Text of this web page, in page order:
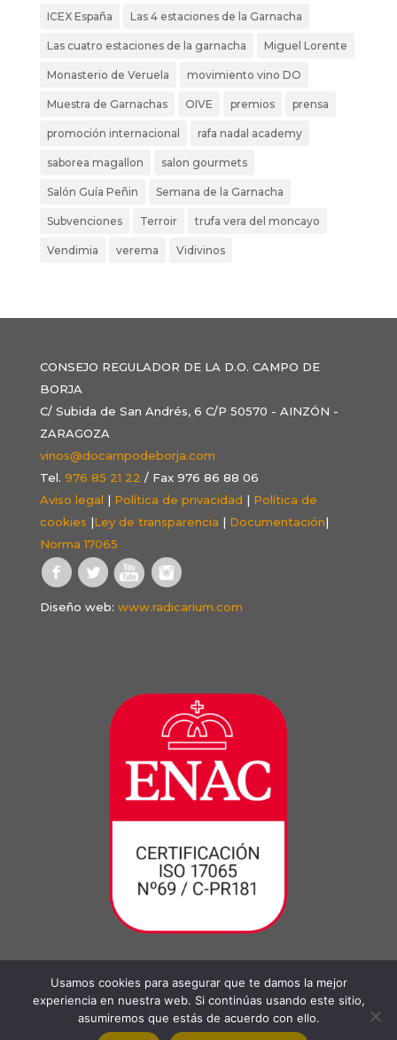
ICEX España Las 4 estaciones de la Garnacha
Las cuatro estaciones de la garnacha Miguel Lorente
Monasterio de Veruela movimiento vino DO
Muestra de Garnachas OIVE premios prensa
promoción internacional rafa nadal academy
saborea magallon salon gourmets
Salón Guía Peñin Semana de la Garnacha
Subvenciones Terroir trufa vera del moncayo
Vendimia verema Vidivinos
CONSEJO REGULADOR DE LA D.O. CAMPO DE
BORJA
C/ Subida de San Andrés, 6 C/P 50570 - AINZÓN -
ZARAGOZA
vinos@docampodeborja.com
Tel. 976 85 21 22 / Fax 976 86 88 06
Aviso legal | Política de privacidad | Política de
cookies |Ley de transparencia | Documentación|
Norma 17065
Diseño web: www.radicarium.com
Usamos cookies para asegurar que te damos la mejor
experiencia en nuestra web. Si continúas usando este sitio,
asumiremos que estás de acuerdo con ello.